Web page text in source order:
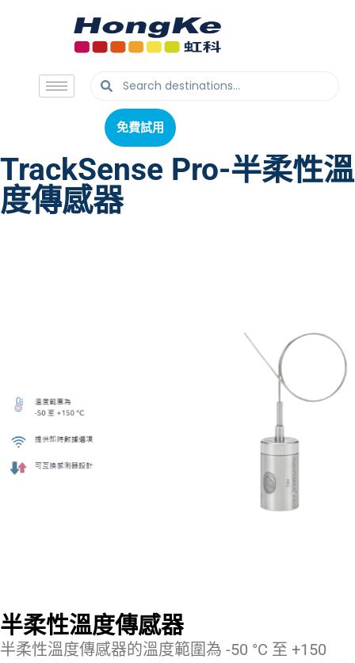
免費試用
免費試用
TrackSense Pro-半柔性溫
度傳感器
半柔性溫度傳感器
半柔性溫度傳感器的溫度範圍為 -50 °C 至 +150